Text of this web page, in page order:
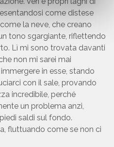
come distese
la neve, che creano
tono sgargiante, riflettendo
Lì mi sono trovata davanti
non mi sarei mai
in esse, stando
con il sale, provando
incredibile, perché
un problema anzi,
saldi sul fondo.
fluttuando come se non ci